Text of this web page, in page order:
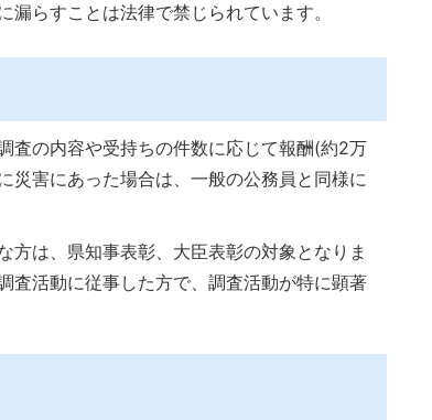
らすことは法律で禁じられています。
査の内容や受持ちの件数に応じて報酬(約2万
災害にあった場合は、一般の公務員と同様に
方は、県知事表彰、大臣表彰の対象となりま
査活動に従事した方で、調査活動が特に顕著